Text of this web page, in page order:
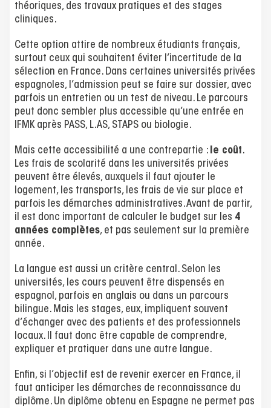
théoriques, des travaux pratiques et des stages
cliniques.
Cette option attire de nombreux étudiants français,
surtout ceux qui souhaitent éviter l’incertitude de la
sélection en France. Dans certaines universités privées
espagnoles, l’admission peut se faire sur dossier, avec
parfois un entretien ou un test de niveau. Le parcours
peut donc sembler plus accessible qu’une entrée en
IFMK après PASS, L.AS, STAPS ou biologie.
Mais cette accessibilité a une contrepartie : le coût.
Les frais de scolarité dans les universités privées
peuvent être élevés, auxquels il faut ajouter le
logement, les transports, les frais de vie sur place et
parfois les démarches administratives. Avant de partir,
il est donc important de calculer le budget sur les 4
années complètes, et pas seulement sur la première
année.
La langue est aussi un critère central. Selon les
universités, les cours peuvent être dispensés en
espagnol, parfois en anglais ou dans un parcours
bilingue. Mais les stages, eux, impliquent souvent
d’échanger avec des patients et des professionnels
locaux. Il faut donc être capable de comprendre,
expliquer et pratiquer dans une autre langue.
Enfin, si l’objectif est de revenir exercer en France, il
faut anticiper les démarches de reconnaissance du
diplôme. Un diplôme obtenu en Espagne ne permet pas